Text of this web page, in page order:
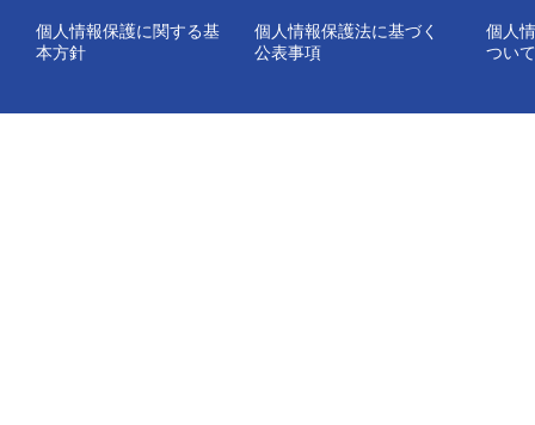
個人情報保護に関する基
本方針
個人情報保護法に基づく
公表事項
個人
ついて